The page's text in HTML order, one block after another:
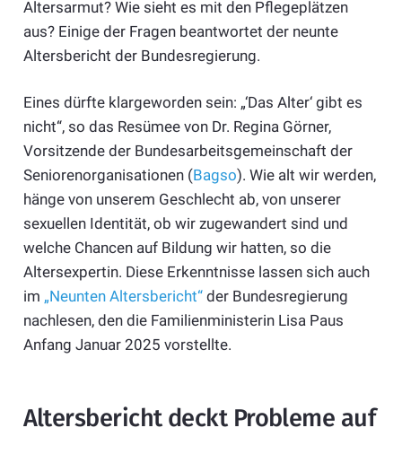
Altersarmut? Wie sieht es mit den Pflegeplätzen
aus? Einige der Fragen beantwortet der neunte
Altersbericht der Bundesregierung.
Eines dürfte klargeworden sein: „‘Das Alter‘ gibt es
nicht“, so das Resümee von Dr. Regina Görner,
Vorsitzende der Bundesarbeitsgemeinschaft der
Seniorenorganisationen (Bagso). Wie alt wir werden,
hänge von unserem Geschlecht ab, von unserer
sexuellen Identität, ob wir zugewandert sind und
welche Chancen auf Bildung wir hatten, so die
Altersexpertin. Diese Erkenntnisse lassen sich auch
im „Neunten Altersbericht“der Bundesregierung
nachlesen, den die Familienministerin Lisa Paus
Anfang Januar 2025 vorstellte.
Altersbericht deckt Probleme auf